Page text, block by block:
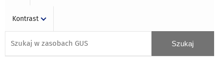
Kontrast